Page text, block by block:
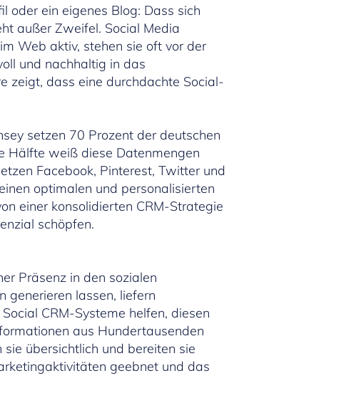
oder ein eigenes Blog: Dass sich
außer Zweifel. Social Media
Web aktiv, stehen sie oft vor der
und nachhaltig in das
zeigt, dass eine durchdachte Social-
setzen 70 Prozent der deutschen
Hälfte weiß diese Datenmengen
Facebook, Pinterest, Twitter und
optimalen und personalisierten
einer konsolidierten CRM-Strategie
schöpfen.
Präsenz in den sozialen
generieren lassen, liefern
CRM-Systeme helfen, diesen
aus Hundertausenden
übersichtlich und bereiten sie
geebnet und das